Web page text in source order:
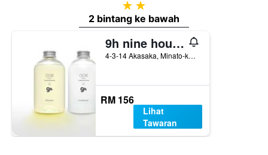
2 bintang
2 bintang ke bawah
9h nine hours Akasaka
4-3-14 Akasaka, Minato-ku, Tokyo, Jepun
RM 156
Lihat
Tawaran